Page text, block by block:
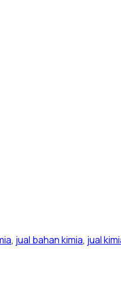
, jual bahan kimia, jual